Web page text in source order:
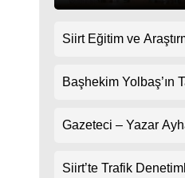
Siirt Eğitim ve
Randevularda
Başhekim Yolbaş’ın
Gazeteci – Yazar
Kuralları”
Siirt’te Trafik